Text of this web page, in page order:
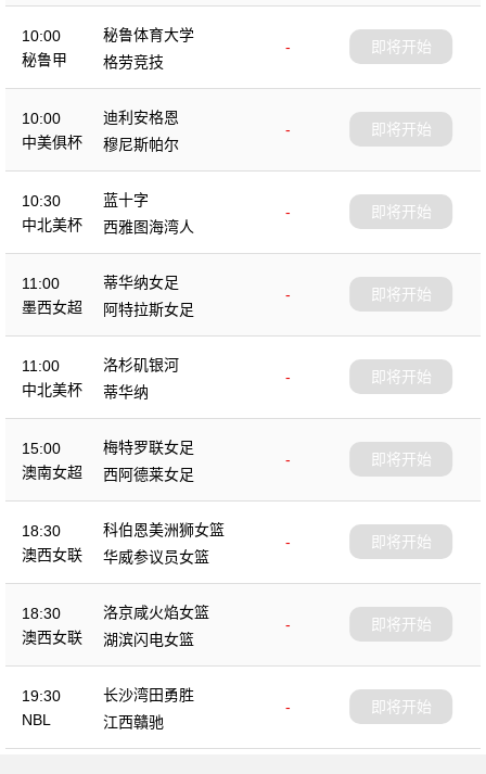
10:00
秘鲁甲
秘鲁体育大学
-
格劳竞技
即将开始
10:00
中美俱杯
迪利安格恩
-
穆尼斯帕尔
即将开始
10:30
中北美杯
蓝十字
-
西雅图海湾人
即将开始
11:00
墨西女超
蒂华纳女足
-
阿特拉斯女足
即将开始
11:00
中北美杯
洛杉矶银河
-
蒂华纳
即将开始
15:00
澳南女超
梅特罗联女足
-
西阿德莱女足
即将开始
18:30
澳西女联
科伯恩美洲狮女篮
-
华威参议员女篮
即将开始
18:30
澳西女联
洛京咸火焰女篮
-
湖滨闪电女篮
即将开始
19:30
NBL
长沙湾田勇胜
-
江西贛驰
即将开始